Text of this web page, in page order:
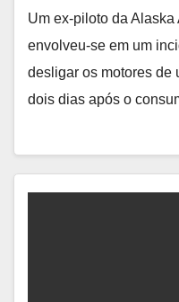
Um ex-piloto da
envolveu-se em um
desligar os motores de
dois dias após o